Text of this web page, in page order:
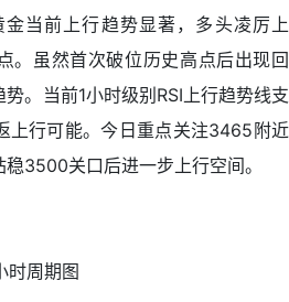
当前上行趋势显著，多头凌厉上
。虽然首次破位历史高点后出现回
。当前1小时级别RSI上行趋势线支
上行可能。今日重点关注3465附近
3500关口后进一步上行空间。
时周期图